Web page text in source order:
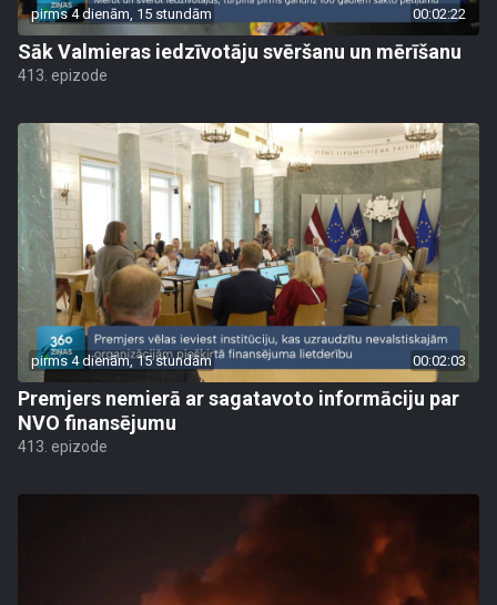
pirms 4 dienām, 15 stundām 00:02:22
Sāk Valmieras iedzīvotāju svēršanu un mērīšanu
413. epizode
pirms 4 dienām, 15 stundām 00:02:03
Premjers nemierā ar sagatavoto informāciju par
NVO finansējumu
413. epizode